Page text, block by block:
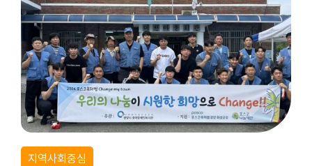
지역사회중심